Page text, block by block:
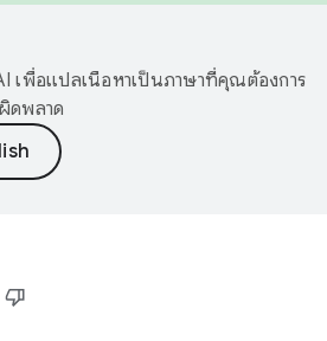
เพื่อแปลเนื้อหาเป็นภาษาที่คุณต้องการ
ดพลาด